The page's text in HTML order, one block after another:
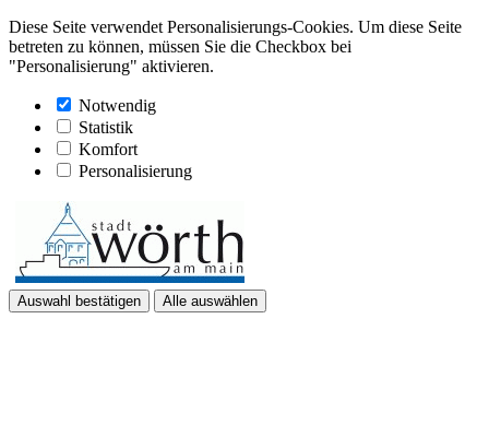
Diese Seite verwendet Personalisierungs-Cookies. Um diese Seite
betreten zu können, müssen Sie die Checkbox bei
"Personalisierung" aktivieren.
Notwendig
Statistik
Komfort
Personalisierung
Auswahl bestätigen Alle auswählen